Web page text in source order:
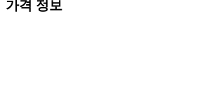
가격 정보